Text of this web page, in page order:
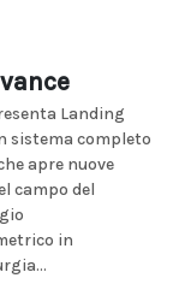
Landing
sistema completo
apre nuove
campo del
in